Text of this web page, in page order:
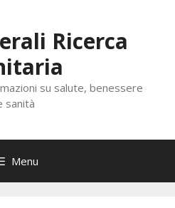
Ricerca
su salute, benessere
sanità
Menu